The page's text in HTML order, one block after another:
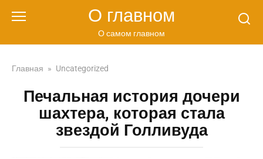
О главном
О самом главном
Главная » Uncategorized
Печальная история дочери
шахтера, которая стала
звездой Голливуда